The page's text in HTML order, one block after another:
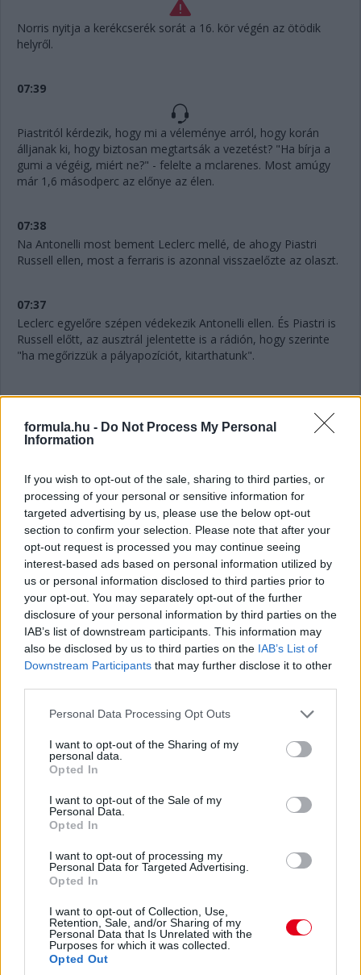
formula.hu - Do Not Process My Personal
Information
If you wish to opt-out of the sale, sharing to third parties, or
processing of your personal or sensitive information for
targeted advertising by us, please use the below opt-out
section to confirm your selection. Please note that after your
opt-out request is processed you may continue seeing
interest-based ads based on personal information utilized by
us or personal information disclosed to third parties prior to
your opt-out. You may separately opt-out of the further
disclosure of your personal information by third parties on the
IAB’s list of downstream participants. This information may
also be disclosed by us to third parties on the IAB’s List of
Downstream Participants that may further disclose it to other
Please note that this website/app uses one or more Google
not limited to your visit or usage behaviour. You may click to
grant or deny consent to Google and its third-party tags to
use your data for below specified purposes in below Google
consent section.
Personal Data Processing Opt Outs
I want to opt-out of the Sharing of my
personal data.
Opted In
I want to opt-out of the Sale of my
Personal Data.
Opted In
I want to opt-out of processing my
Personal Data for Targeted Advertising.
Opted In
I want to opt-out of Collection, Use,
Retention, Sale, and/or Sharing of my
Personal Data that Is Unrelated with the
Purposes for which it was collected.
Opted Out
Norris nyitja a kerékcserék sorát a 16. kör végén az ötödik
helyről.
07:39
Piastritól kérdezik, hogy mi a véleménye arról, hogy korán
álljanak ki, hogy biztosan megtartsák a vezetést? "Ha bírja a
gumi a végéig, miért ne?" - felelte a mclarenes. Most amúgy
már 1,6 másodperc az előnye az élen.
07:38
Na Antonelli most bement Leclerc mellé, de ahogy Piastri
Russell ellen, most a ferraris is azonnal visszaelőzte az olaszt.
07:37
Leclerc egyelőre szépen védekezik Antonelli ellen. És Piastri is
Russell előtt, az ausztrál jelentette is a rádión, hogy szerinte
"ha megőrizzük a pályapozíciót, kitarthatunk".
07:36
"Mintha kormányszervó nélkül vezetnék" - jelenti Verstappen a
hátránya Gaslyval szemben.
07:34
A 10. helyért is megy egy csata: Hadjar próbálná támadni az
utolsó pontszerző helyért Lindbladot.
07:32
Antonelli a 11. körben végre átrágta magát Norrison, feljött a
negyedik helyre. Nem szakadt le még túlzottan amúgy a 3-5.
helyezett az élkettősről: Leclerc 2,2 másodpercre csak
Russelltől. Szóval Antonelli esélyeit sem kell még teljesen leírni.
nyolc-kilenc tized a lemaradása. De a visszajátszásból kiderült,
hogy az az előzés is annak volt köszönhető, hogy a sikán előtt
a 130R-ből kijövet annyira visszalassultak már, hogy a jobb
töltöttség miatt kénytelen volt előzni a mercedeses - amire
aztán ráfaragott a következő egyenesben... Értjük már, miről
beszélnek Verstappenék?...
"Csata" az élen! Russell a sikán előtt megelőzi Piastrit,
aki azonban a célegyenesben visszaveszi tőle a
vezetést.